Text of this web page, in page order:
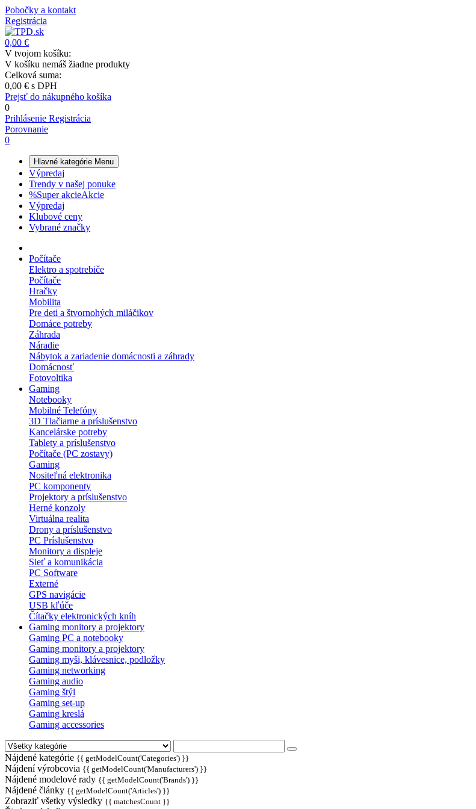
Pobočky a kontakt
Registrácia
0,00 €
V tvojom košíku:
V košíku nemáš žiadne produkty
Celková suma:
0,00 € s DPH
Prejsť do nákupného košíka
0
Prihlásenie Registrácia
Porovnanie
0
Hlavné kategórie Menu
Výpredaj
Trendy v našej ponuke
%Super akcieAkcie
Výpredaj
Klubové ceny
Vybrané značky
Počítače
Elektro a spotrebiče
Počítače
Hračky
Mobilita
Pre deti a štvornohých miláčikov
Domáce potreby
Záhrada
Náradie
Nábytok a zariadenie domácnosti a záhrady
Domácnosť
Fotovoltika
Gaming
Notebooky
Mobilné Telefóny
3D Tlačiarne a príslušenstvo
Kancelárske potreby
Tablety a príslušenstvo
Počítače (PC zostavy)
Gaming
Nositeľná elektronika
PC komponenty
Projektory a príslušenstvo
Herné konzoly
Virtuálna realita
Drony a príslušenstvo
PC Príslušenstvo
Monitory a displeje
Sieť a komunikácia
PC Software
Externé
GPS navigácie
USB kľúče
Čítačky elektronických kníh
Gaming monitory a projektory
Gaming PC a notebooky
Gaming monitory a projektory
Gaming myši, klávesnice, podložky
Gaming networking
Gaming audio
Gaming štýl
Gaming set-up
Gaming kreslá
Gaming accessories
Nájdené kategórie {{ getModelCount('Categories') }}
Nájdení výrobcovia {{ getModelCount('Manufacturers') }}
Nájdené modelové rady {{ getModelCount('Brands') }}
Nájdené články {{ getModelCount('Articles') }}
Zobraziť všetky výsledky {{ matchesCount }}